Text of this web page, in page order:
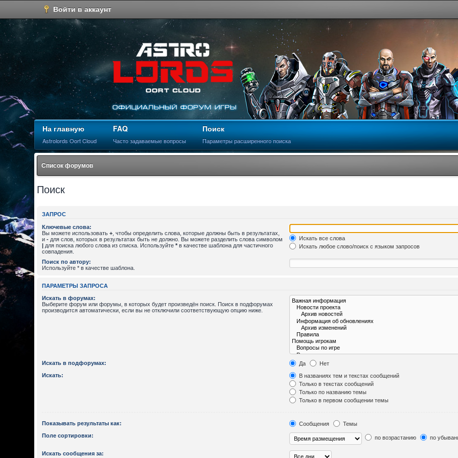
Войти в аккаунт
На главную
Astrolords Oort Cloud
FAQ
Часто задаваемые вопросы
Поиск
Параметры расширенного поиска
Список форумов
Поиск
ЗАПРОС
Ключевые слова:
Вы можете использовать+ , чтобы определить слова, которые должны быть в результатах,
и- для слов, которых в результатах быть не должно. Вы можете разделить слова символом
| для поиска любого слова из списка. Используйте* в качестве шаблона для частичного
совпадения.
Искать все слова
Искать любое слово/поиск с языком запросов
Поиск по автору:
Используйте * в качестве шаблона.
ПАРАМЕТРЫ ЗАПРОСА
Искать в форумах:
Выберите форум или форумы, в которых будет произведён поиск. Поиск в подфорумах
производится автоматически, если вы не отключили соответствующую опцию ниже.
Искать в подфорумах: Да
Нет
Искать:
В названиях тем и текстах сообщений
Только в текстах сообщений
Только по названию темы
Только в первом сообщении темы
Показывать результаты как: Сообщения
Темы
Поле сортировки:
по возрастанию по
Искать сообщения за: